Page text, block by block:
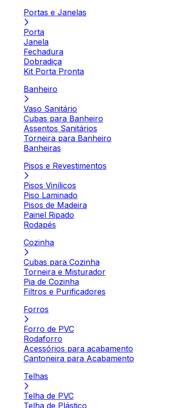
Portas e Janelas
Porta
Janela
Fechadura
Dobradiça
Kit Porta Pronta
Banheiro
Vaso Sanitário
Cubas para Banheiro
Assentos Sanitários
Torneira para Banheiro
Banheiras
Pisos e Revestimentos
Pisos Vinílicos
Piso Laminado
Pisos de Madeira
Painel Ripado
Rodapés
Cozinha
Cubas para Cozinha
Torneira e Misturador
Pia de Cozinha
Filtros e Purificadores
Forros
Forro de PVC
Rodaforro
Acessórios para acabamento
Cantoneira para Acabamento
Telhas
Telha de PVC
Telha de Plástico